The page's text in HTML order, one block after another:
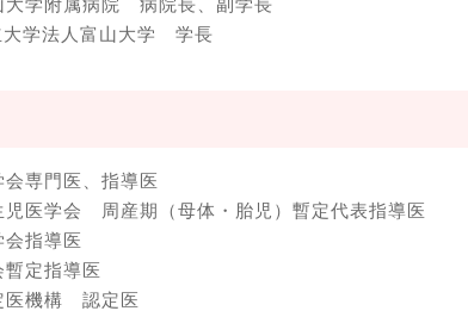
大学附属病院 病院長、副学長
大学法人富山大学 学長
専門医、指導医
児医学会 周産期（母体・胎児）暫定代表指導医
会指導医
暫定指導医
医機構 認定医